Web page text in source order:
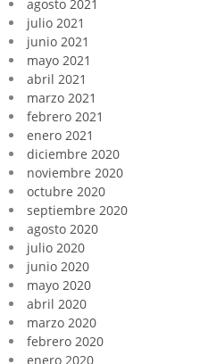
agosto 2021
julio 2021
junio 2021
mayo 2021
abril 2021
marzo 2021
febrero 2021
enero 2021
diciembre 2020
noviembre 2020
octubre 2020
septiembre 2020
agosto 2020
julio 2020
junio 2020
mayo 2020
abril 2020
marzo 2020
febrero 2020
enero 2020